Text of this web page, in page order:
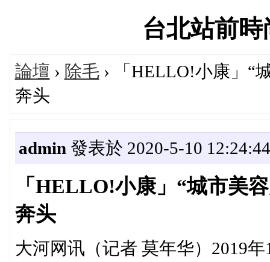
台北站前
論壇 › 除毛› 「HELLO!小康」“
奔头
admin 發表於 2020-5-10 12:24:44
「HELLO!小康」“城市美
奔头
大河网讯（记者 莫年华）2019